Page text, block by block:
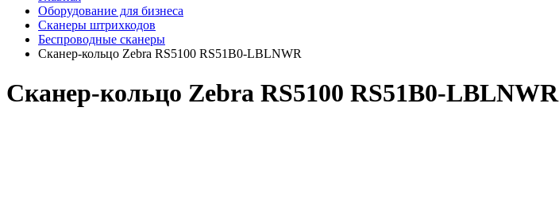
Оборудование для бизнеса
Сканеры штрихкодов
Беспроводные сканеры
Сканер-кольцо Zebra RS5100 RS51B0-LBLNWR
Сканер-кольцо Zebra RS5100 RS51B0-LBLNWR